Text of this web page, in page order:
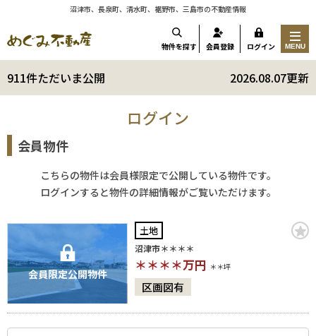
沼津市、長泉町、清水町、裾野市、三島市の不動産情報
911件ただいま公開 2026.08.07更新
物件を探す 会員登録 ログイン MENU
ログイン
会員物件
こちらの物件は会員様限定で公開している物件です。
ログインすると物件の詳細情報がご覧いただけます。
会員限定公開物件
土地
沼津市＊＊＊＊
＊＊＊＊万円 ＊＊坪
区画図有